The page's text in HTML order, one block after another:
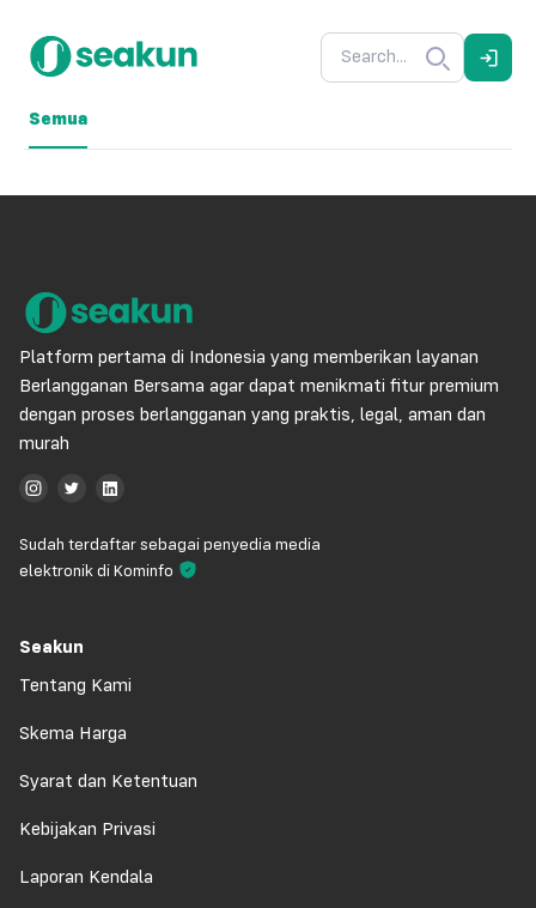
Semua
Platform pertama di Indonesia yang memberikan layanan
Berlangganan Bersama agar dapat menikmati fitur premium
dengan proses berlangganan yang praktis, legal, aman dan
murah
Sudah terdaftar sebagai penyedia media
elektronik di Kominfo
Seakun
Tentang Kami
Skema Harga
Syarat dan Ketentuan
Kebijakan Privasi
Laporan Kendala